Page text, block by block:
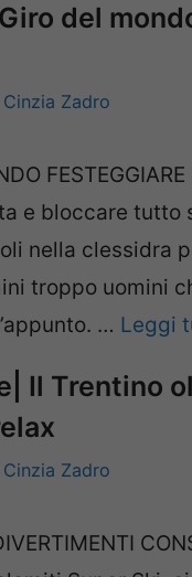
del
Cinzia Zadro
e bloccare tutto
nella clessidra
troppo uomini
… Leggi
Il Trentino
Cinzia Zadro